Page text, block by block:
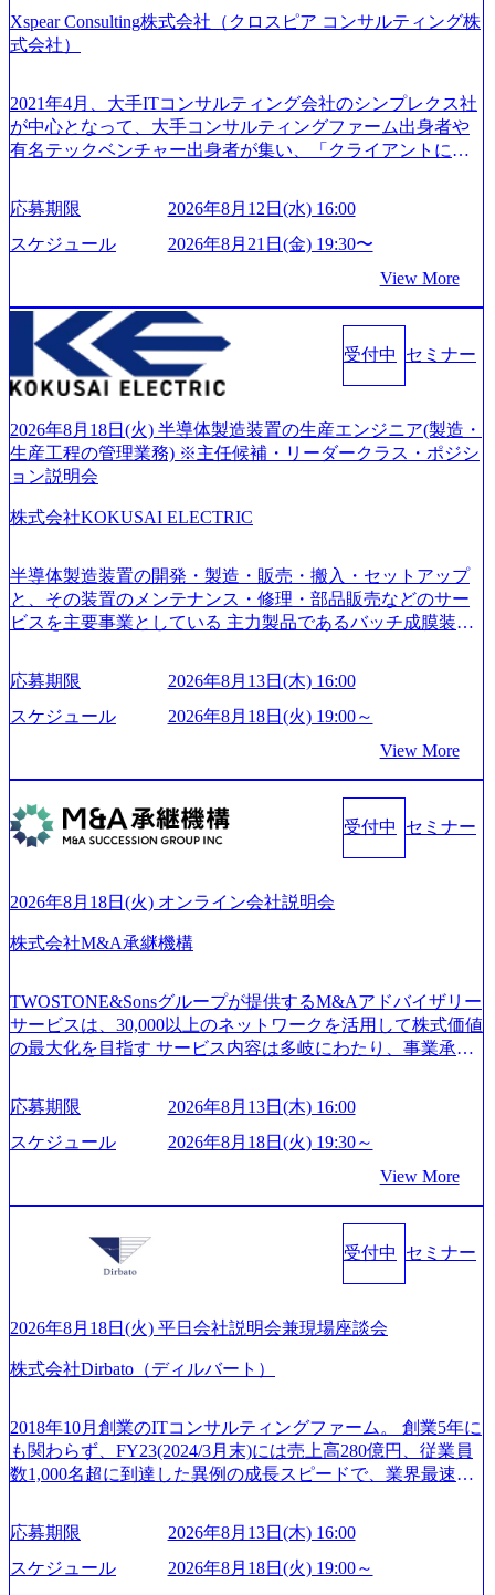
Xspear Consulting株式会社（クロスピア コンサルティング株
式会社）
2021年4月、大手ITコンサルティング会社のシンプレクス社
が中心となって、大手コンサルティングファーム出身者や
有名テックベンチャー出身者が集い、「クライアントにと
い」という想いの下で立ち上げた新鋭ファーム テクノロジ
ーがビジネスの成功に大きな影響力を持つDX時代におい
て、20年以上にわたってFintech業界を中心に最先端テクノ
つ、あらゆる業種・業界のクライアントの企業価値の最大
化を支援するために、戦略策定、組織改革、人材育成、業
務改善、実行支援などのコンサルティングサービスを一気
通貫で提供するのが特徴（いわゆる総合コンサルティング
ファーム） 社名の由来は”DXエリアにSpir（槍）を指して
ていく”という位置づけ 一昔前は金融が強い企業として認知
されていたが、現在金融の売上割合は全体の3割。現在はTo
C事業を始め、パブリック、製造業、通信、エンタメ、教
はあるが、社員の興味のある分野やスキルを活用したいな
着けたい方でも幅広に経験を積みたい方でも、キャリア形
成が柔軟に可能な環境である。 https://storage.googleapis.com/
our-vision-production.appspot.com/public/images/20240925204135
_93b1bff3-f71c-4bc9-8bd9-72a8a4826007_1200x554.webp https://
mages/20250502152751_46c65543-87ef-4e86-a85a-8649e1c532f9
_956x512.webp https://storage.googleapis.com/our-vision-producti
on.appspot.com/public/images/20250502152804_ba6aaa1a-9ffc-4f
m/our-vision-production.appspot.com/public/images/202505021528
31_721b100c-62c9-4258-aa0e-97182898115f_960x510.webp シ
ンプレクス社は、FinTech領域に強みを持つITコンサルティ
ング会社で、NRI、NTTDATAと同じく世界のFinTech Ranki
ngsTop 100企業にも選出されている。ITコンサルティング、
特長 ビジネスへの深い理解を持つコンサルタントが集うXs
pearと、最先端テクノロジーに深い知見を持つシンプレクス
社またはグループ会社との協力体制を築いている Xspear社
sion-production.appspot.com/public/images/20240925204111_caa9
4e4b-6aae-45a6-a0ce-b98154c816a2_1153x543.webp メンバー情
報 (https://www.xspear.co.jp/member/)一部抜粋 - 伊勢山 昇吾氏:
業界で新規事業戦略、成長戦略、PMI推進、業務改革等の幅
広いプロジェクトに従事 - 鈴木健仁氏：新卒でベイカレン
トに入社し最年少ディレクターを経てXspearに参画 - 梶田
威人氏：BCG出身。金融業界における戦略策定、DX戦略立
案、人事組織テーマに強みを持ち、メディア・エンタメ業
界においてはDX戦略立案、NFT等の新規事業立案を得意と
する。 - 藏満 一馬氏：アクセンチュア出身。金融業界を中
心に、DX戦略策定、新規事業立案、組織変革、規制対応等
の幅広いプロジェクトを主導する。 - 天野 善仁氏：19卒Pw
ページ (https://www.xspear.co.jp/career/interviews/) 戦略だけの
から”のコンサルの在り方 (https://www.businessinsider.jp/articl
を取得 (https://www.agara.co.jp/article/382811) シンプレクスと
Xspear Consultingが、東京都港区の行政手続き100%デジタル
化を支援 (https://www.afpbb.com/articles/-/3520247) 【未経験
流工程、先端技術を学べる環境 【コンサルファーム経験
者】 ・専門領域に軸足を置きながら、他領域にもチャレン
ジできる環境 ・タイトルアップでのオファー ・現職ファー
応募期限
2026年8月12日(水) 16:00
スケジュール
2026年8月21日(金) 19:30〜
View More
受付中 セミナー
2026年8月18日(火) 半導体製造装置の生産エンジニア(製造・
生産工程の管理業務) ※主任候補・リーダークラス・ポジシ
ョン説明会
株式会社KOKUSAI ELECTRIC
半導体製造装置の開発・製造・販売・搬入・セットアップ
と、その装置のメンテナンス・修理・部品販売などのサー
ビスを主要事業としている 主力製品であるバッチ成膜装置
世界トップクラスのシェアを有している 技術と対話を通じ
て未来を創造し、社会課題の解決に貢献することを目指し
ている Mission:私たちの技術/私たちの対話 Vision:夢を未来
話 IoT社会の浸透、AIの加速等により半導体需要は世界中で
急伸長しており、それに伴い半導体製造装置の需要も伸長
中 https://storage.googleapis.com/our-vision-production.appspot.co
m/public/images/20260224131045_0fee4978-bb25-43a7-a367-542
6b95cd599_1200x543.webp https://storage.googleapis.com/our-visi
cb8-329e-4a45-a8f5-73d9728b2cd7_1200x486.webp https://storag
e.googleapis.com/our-vision-production.appspot.com/public/image
s/20260224131100_d8b3379f-6e64-4566-aea4-924f21977d35_120
0x460.webp https://storage.googleapis.com/our-vision-production.a
810e-138e27965ee8_1200x386.webp グローバル人財育成を目
的とした「語学研修」、効果的なプレゼンのポイントを掴
み実践に強くなるための「プレゼン研修」、自社キャリア
アドバイザーによる自身のキャリア構築をめざす「キャリ
スタイム制度を実施しており、月単位の決められた労働時
間の範囲内で、出社・退社の時刻を社員の自己裁量に委
ね、ワークライフバランスを図りながら効率的に働くこと
ができる 【休日】 土日祝休みの完全週休2日制 2025年度の
年間休日は125日（GW8日、夏季9日、年末年始9日） 有給
休暇は年間24日（4月1日入社の場合）で、入社日に付与さ
れます。 年次有給休暇の残日数は、翌年度に繰り越すこと
ができます。 慶弔休暇は、事由により取得可能日数は異な
ュ休暇は、規程で定める勤続年数ごとに、連続5日のリフレ
ッシュ休暇を取得できます。 【育児や子の看護、介護など
の制度】 育児休暇： 対象：小学校1年修了時の3月31日まで
日2時間15分まで、始業・終業時刻の繰り上げ・繰り下げが
可能 子の看護休暇： 子1人につき5日まで取得でき、1時間
単位で取得することも可能 家族看護休暇： 5日まで取得で
度など】 独身寮：富山事業所の近くに、白風寮と青風寮の2
つの寮があり、以下の入居基準を満たす方が入居可能で
す。 ＜入居基準＞ ・満33歳までの独身者 ・自宅から勤務地
応募期限
2026年8月13日(木) 16:00
スケジュール
2026年8月18日(火) 19:00～
View More
受付中 セミナー
2026年8月18日(火) オンライン会社説明会
株式会社M&A承継機構
TWOSTONE&Sonsグループが提供するM&Aアドバイザリー
サービスは、30,000以上のネットワークを活用して株式価値
の最大化を目指す サービス内容は多岐にわたり、事業承継
リーなどが含まれており、幅広いニーズに対応 譲渡企業に
対しては完全成功報酬制を採用し、M&A以外の選択肢も尊
重する姿勢を持ち、将来の株価成長を取り込むスキームの
&A業界のリーディングカンパニーであり、領域にこだわら
ず幅広い案件に携わりながら自己成長とキャリアの挑戦が
可能 M&Aセンター出身者3名がメインメンバーであり、経
験豊富なアドバイザーと共に働くことで、M&Aや財務アド
バイザリーなどの専門知識を獲得し、キャリアを発展させ
となり、平均3000万～4000万の年収となる 内訳としては個
成活躍させるためのナレッジシェアおよび丁寧なOJTを欠か
19:30～ 所要時間 : 約1時間 2026年8月13日(木) 16:00 ＼応募
意思不問・業界未経験歓迎！／ M&A承継機構のビジョンや
業務内容、実際の働き方について詳しくお伝えするオンラ
イン説明会を開催いたします。 M&A業界に興味があり、ま
業界の情報を集めたい 働くイメージを具体的に知りたい M
&A業界にご興味がある方、転職を少しでもお考えの方はも
ちろん、情報収集をしたい方でも歓迎です。お気軽にご参
応募期限
2026年8月13日(木) 16:00
スケジュール
2026年8月18日(火) 19:30～
View More
受付中 セミナー
2026年8月18日(火) 平日会社説明会兼現場座談会
株式会社Dirbato（ディルバート）
2018年10月創業のITコンサルティングファーム。 創業5年に
も関わらず、FY23(2024/3月末)には売上高280億円、従業員
数1,000名超に到達した異例の成長スピードで、業界最速と
成⻑を遂げている。 現在コンサルティングファームでは外
資も含めて売上高TOP10にランクインしている。 主力事業
はITコンサルティング。幅広い業界の大企業を中心に、IT
応募期限
2026年8月13日(木) 16:00
スケジュール
2026年8月18日(火) 19:00～